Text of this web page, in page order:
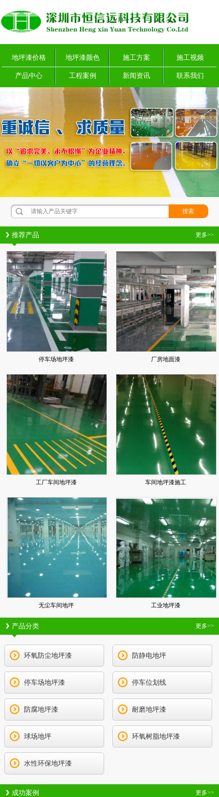
地坪漆价格 地坪漆颜色 施工方案 施工视频
产品中心 工程案例 新闻资讯 联系我们
更多>>
推荐产品
停车场地坪漆 厂房地面漆
工厂车间地坪漆 车间地坪漆施工
无尘车间地坪 工业地坪漆
更多>>
产品分类
环氧防尘地坪漆 防静电地坪
停车场地坪漆 停车位划线
防腐地坪漆 耐磨地坪漆
球场地坪 环氧树脂地坪漆
水性环保地坪漆
更多>>
成功案例